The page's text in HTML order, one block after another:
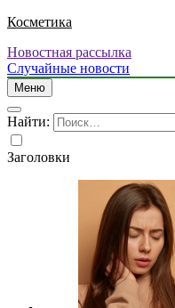
Косметика
Новостная рассылка
Случайные новости
Меню
Найти:
Заголовки